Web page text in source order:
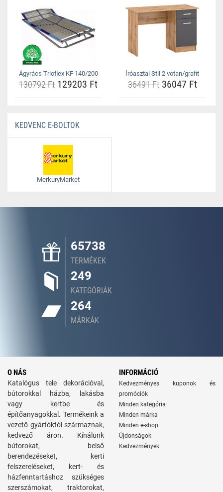
Ágyrács Trioflex KF 140/200
130792 Ft 129203 Ft
Íróasztal Stil 2 votan/grafit
36491 Ft36047 Ft
KEDVENC E-BOLTOK
MerkuryMarket
65738
TERMÉKEK
249
KATEGÓRIÁK
264
MÁRKÁK
O NÁS
Katalógus tele dekorációval,
bútorokkal házba, lakásba
vagy kertbe és
építőanyagokkal. Termékeink a
vezető gyártóktól származnak,
kedvező áron. Kínálunk
bútorokat, belső
berendezéseket, kerti
felszereléseket, kert- és
házfenntartáshoz szükséges
szerszámokat, traktorokat,
INFORMÁCIÓ
Kedvezményes kuponok és
promóciók
Minden kategória
Minden márka
Minden e-shop
Újdonságok
Kedvezmények